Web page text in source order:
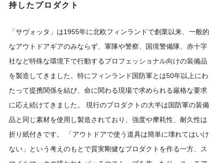
持したプロダクト
「サヴォッタ」は1955年に北欧フィンランドで創業以来、一般的
なアウトドアギアのみならず、軍隊や警察、国境警備隊、赤十字
社など特殊な環境下で行動するプロフェッショナル向けの装備品
を製造してきました。特にフィンランド国防軍とは50年以上にわ
たって提携関係を結び、命に関わる現場で求められる厳格な要求
に応え続けてきました。 現行のプロダクトの大半は国防軍の装備
品と同じ素材を使用し製造されており、強度や摩耗性、耐久性は
折り紙付きです。 「アウトドアで使う道具は簡単に壊れてはいけ
ない」という考えのもとで質実剛健なプロダクトを作る一方、ス